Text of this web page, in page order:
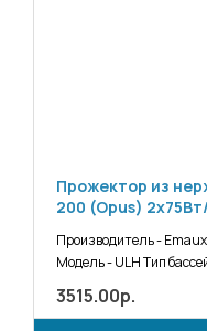
Прожектор из
200 (Opus)
Производитель -
Модель - ULH Тип
3515.00р.